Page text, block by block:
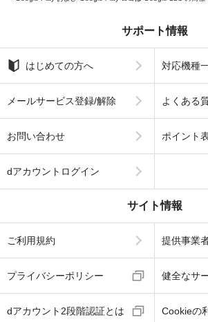
サポート情報
はじめての方へ 対応機種
メールサービス登録/解除 よくある
お問い合わせ ポイント
dアカウントログイン
サイト情報
ご利用規約 提供事業
プライバシーポリシー 健全なサ
dアカウント2段階認証とは Cookieの